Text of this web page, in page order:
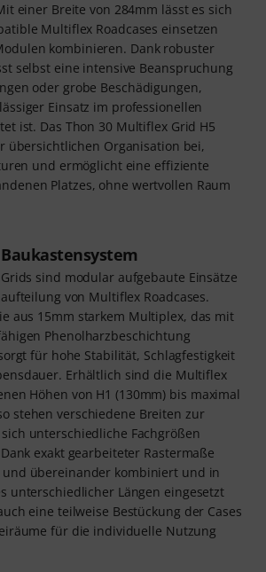
einer Breite von 284mm lässt es sich
Multiflex Roadcases einsetzen
kombinieren. Dank robuster
selbst eine intensive Beanspruchung
oder grobe Beschädigungen,
Einsatz im professionellen
ist. Das Thon 30 Multiflex Grid H5
übersichtlichen Organisation bei,
und ermöglicht eine effiziente
Platzes, ohne wertvollen Raum
sind modular aufgebaute Einsätze
von Multiflex Roadcases.
aus 15mm starkem Multiplex, das mit
Phenolharzbeschichtung
für hohe Stabilität, Schlagfestigkeit
Erhältlich sind die Multiflex
Höhen von H1 (130mm) bis maximal
stehen verschiedene Breiten zur
unterschiedliche Fachgrößen
exakt gearbeiteter Rastermaße
und übereinander kombiniert und in
unterschiedlicher Längen eingesetzt
eine teilweise Bestückung der Cases
für die individuelle Nutzung